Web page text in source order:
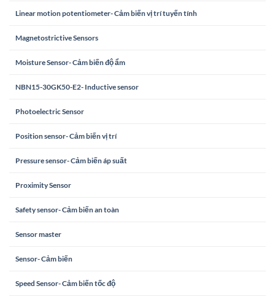
Linear motion potentiometer- Cảm biến vị trí tuyến tính
Magnetostrictive Sensors
Moisture Sensor- Cảm biến độ ẩm
NBN15-30GK50-E2- Inductive sensor
Photoelectric Sensor
Position sensor- Cảm biến vị trí
Pressure sensor- Cảm biến áp suất
Proximity Sensor
Safety sensor- Cảm biến an toàn
Sensor master
Sensor- Cảm biến
Speed Sensor- Cảm biến tốc độ